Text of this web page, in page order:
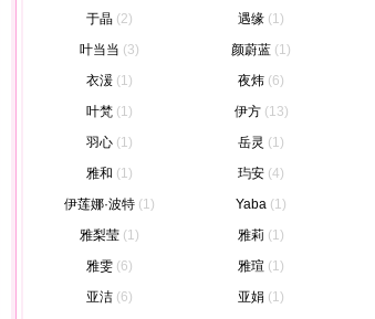
于晶 (2) 遇缘 (1)
叶当当 (3) 颜蔚蓝 (1)
衣湲 (1) 夜炜 (6)
叶梵 (1) 伊方 (13)
羽心 (1) 岳灵 (1)
雅和 (1) 玙安 (4)
伊莲娜·波特 (1) Yaba (1)
雅梨莹 (1) 雅莉 (1)
雅雯 (6) 雅瑄 (1)
亚洁 (6) 亚娟 (1)